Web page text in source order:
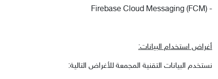
- Firebase Cloud Messaging (FCM)
أغراض استخدام البيانات:
نستخدم البيانات التقنية المجمعة للأغراض التالية: